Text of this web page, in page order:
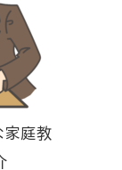
家庭教